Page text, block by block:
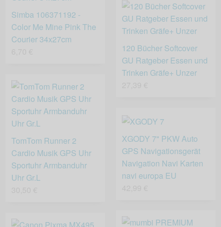
Simba 106371192 -
Color Me Mine Pink The
Courier 34x27cm
120 Bücher Softcover
GU Ratgeber Essen und
Trinken Gräfe+ Unzer
TomTom Runner 2
Cardio Musik GPS Uhr
Sportuhr Armbanduhr
Uhr Gr.L
XGODY 7" PKW Auto
GPS Navigationsgerät
Navigation Navi Karten
navi europa EU